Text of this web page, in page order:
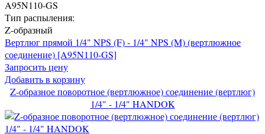
A95N110-GS
Тип распыления:
Z-образный
Вертлюг прямой 1/4" NPS (F) - 1/4" NPS (M) (вертлюжное
соединение) [A95N110-GS]
Запросить цену
Добавить в корзину
Z-образное поворотное (вертлюжное) соединение (вертлюг)
1/4" - 1/4" HANDOK